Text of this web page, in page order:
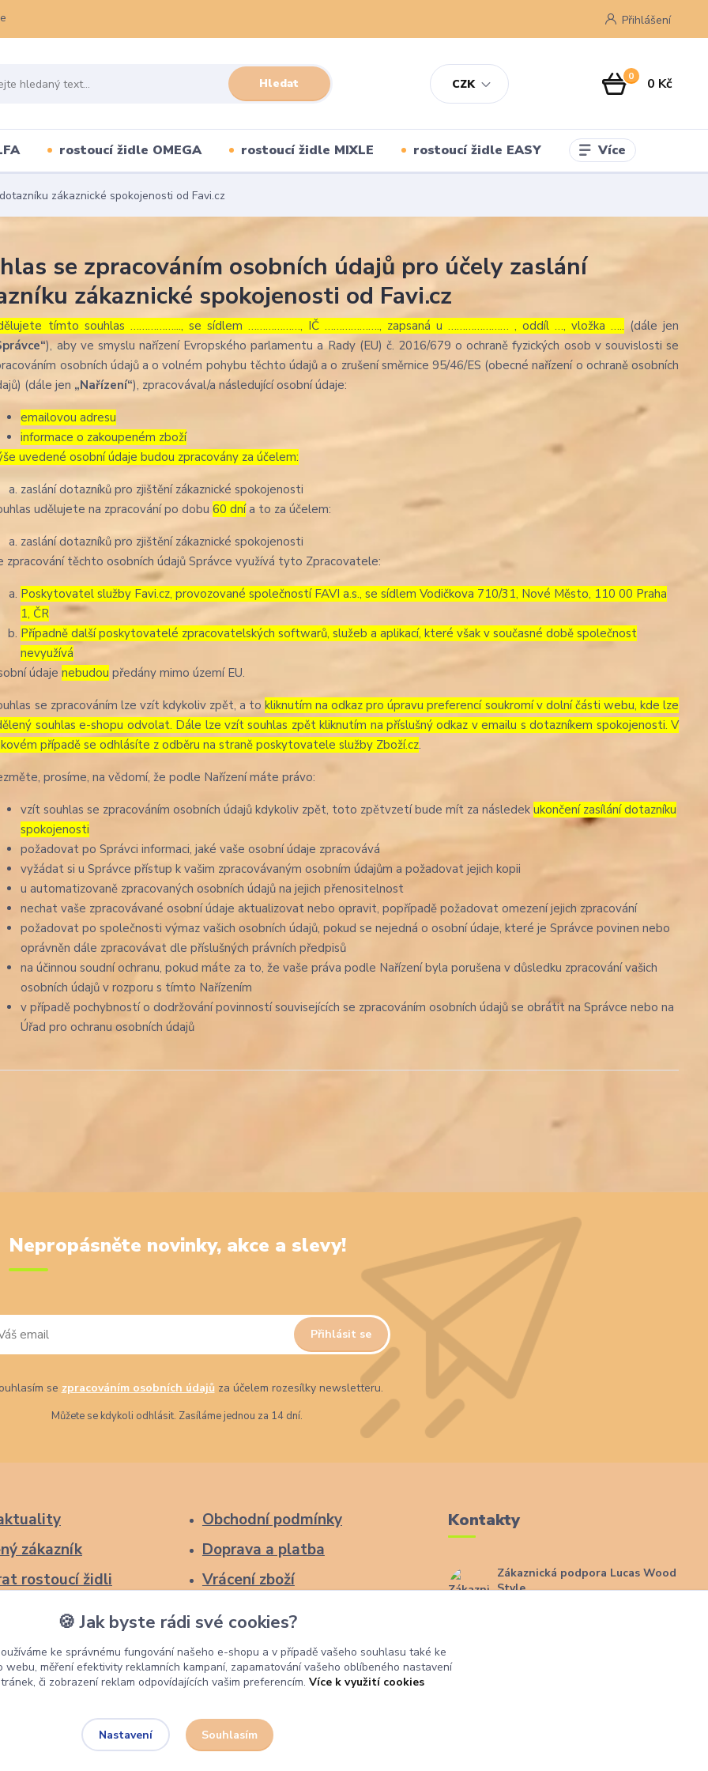
CZK
Přihlášení
Hledat 0 0 Kč
rostoucí židle OMEGA rostoucí židle MIXLE rostoucí židle EASY Více
zákaznické spokojenosti od Favi.cz
se zpracováním osobních údajů pro účely zaslání
zákaznické spokojenosti od Favi.cz
tímto souhlas ……………..., se sídlem ………………, IČ ………………., zapsaná u ………………… , oddíl …, vložka ….. (dále jen
), aby ve smyslu nařízení Evropského parlamentu a Rady (EU) č. 2016/679 o ochraně fyzických osob v souvislosti se
osobních údajů a o volném pohybu těchto údajů a o zrušení směrnice 95/46/ES (obecné nařízení o ochraně osobních
(dále jen „Nařízení“), zpracovával/a následující osobní údaje:
emailovou adresu
informace o zakoupeném zboží
uvedené osobní údaje budou zpracovány za účelem:
zaslání dotazníků pro zjištění zákaznické spokojenosti
udělujete na zpracování po dobu60 dnía to za účelem:
zaslání dotazníků pro zjištění zákaznické spokojenosti
zpracování těchto osobních údajů Správce využívá tyto Zpracovatele:
Poskytovatel služby Favi.cz, provozované společností FAVI a.s., se sídlem Vodičkova 710/31, Nové Město, 110 00 Praha
1, ČR
Případně další poskytovatelé zpracovatelských softwarů, služeb a aplikací, které však v současné době společnost
nevyužívá
údajenebudou předány mimo území EU.
se zpracováním lze vzít kdykoliv zpět, a tokliknutím na odkaz pro úpravu preferencí soukromí v dolní části webu, kde lze
souhlas e-shopu odvolat. Dále lze vzít souhlas zpět kliknutím na příslušný odkaz v emailu s dotazníkem spokojenosti. V
případě se odhlásíte z odběru na straně poskytovatele služby Zboží.cz.
prosíme, na vědomí, že podle Nařízení máte právo:
vzít souhlas se zpracováním osobních údajů kdykoliv zpět, toto zpětvzetí bude mít za následekukončení zasílání dotazníku
spokojenosti
požadovat po Správci informaci, jaké vaše osobní údaje zpracovává
vyžádat si u Správce přístup k vašim zpracovávaným osobním údajům a požadovat jejich kopii
u automatizovaně zpracovaných osobních údajů na jejich přenositelnost
nechat vaše zpracovávané osobní údaje aktualizovat nebo opravit, popřípadě požadovat omezení jejich zpracování
požadovat po společnosti výmaz vašich osobních údajů, pokud se nejedná o osobní údaje, které je Správce povinen nebo
oprávněn dále zpracovávat dle příslušných právních předpisů
na účinnou soudní ochranu, pokud máte za to, že vaše práva podle Nařízení byla porušena v důsledku zpracování vašich
osobních údajů v rozporu s tímto Nařízením
v případě pochybností o dodržování povinností souvisejících se zpracováním osobních údajů se obrátit na Správce nebo na
Úřad pro ochranu osobních údajů
Nepropásněte novinky, akce a slevy!
Přihlásit se
se zpracováním osobních údajůza účelem rozesílky newsletteru.
Můžete se kdykoli odhlásit. Zasíláme jednou za 14 dní.
zákazník
rostoucí židli
Obchodní podmínky
Doprava a platba
Vrácení zboží
Reklamace
Kontakty
Zákaznická podpora Lucas Wood
Style
🍪 Jak byste rádi své cookies?
ke správnému fungování našeho e-shopu a v případě vašeho souhlasu také ke
měření efektivity reklamních kampaní, zapamatování vašeho oblíbeného nastavení
či zobrazení reklam odpovídajících vašim preferencím. Více k využití cookies
Nastavení Souhlasím